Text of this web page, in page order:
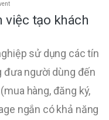
việc tạo khách
sử dụng các tín
đưa người dùng đến
hàng, đăng ký,
ngắn có khả năng